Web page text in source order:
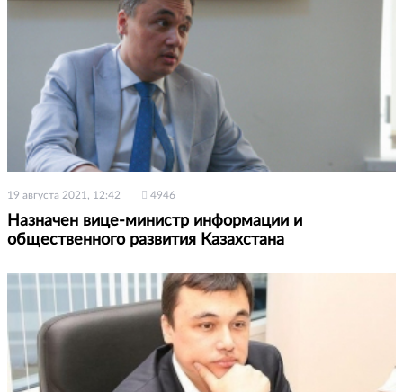
19 августа 2021, 12:42 4946
Назначен вице-министр информации и
общественного развития Казахстана